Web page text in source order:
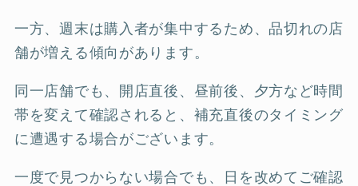
一方、週末は購入者が集中するため、品切れの店
舗が増える傾向があります。
同一店舗でも、開店直後、昼前後、夕方など時間
帯を変えて確認されると、補充直後のタイミング
に遭遇する場合がございます。
一度で見つからない場合でも、日を改めてご確認